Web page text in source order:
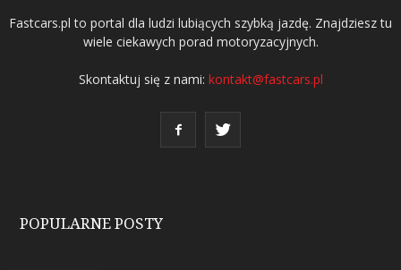
Fastcars.pl to portal dla ludzi lubiących szybką jazdę. Znajdziesz tu
wiele ciekawych porad motoryzacyjnych.
Skontaktuj się z nami: kontakt@fastcars.pl
POPULARNE POSTY